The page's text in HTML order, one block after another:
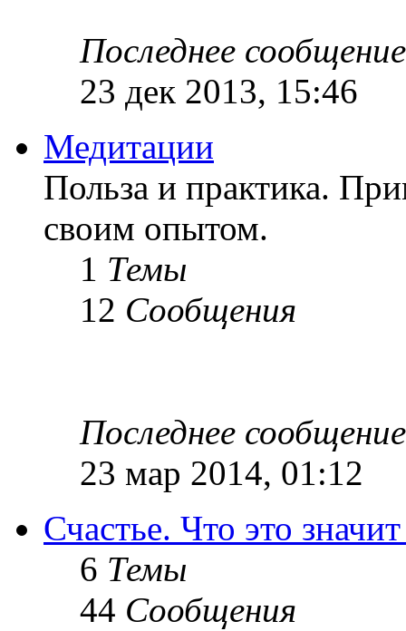
Последнее сообщение
23 дек 2013, 15:46
Медитации
Польза и практика.
своим опытом.
1 Темы
12 Сообщения
Последнее сообщение
23 мар 2014, 01:12
Счастье. Что это
6 Темы
44 Сообщения